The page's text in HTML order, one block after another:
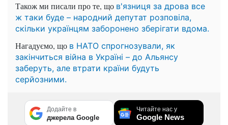
Також ми писали про те, що в'язниця за дрова все
ж таки буде – народний депутат розповіла,
скільки українцям заборонено зберігати вдома.
Нагадуємо, що в НАТО спрогнозували, як
закінчиться війна в Україні – до Альянсу
заберуть, але втрати країни будуть
серйозними.
Додайте в
джерела Google
Читайте нас у
Google News